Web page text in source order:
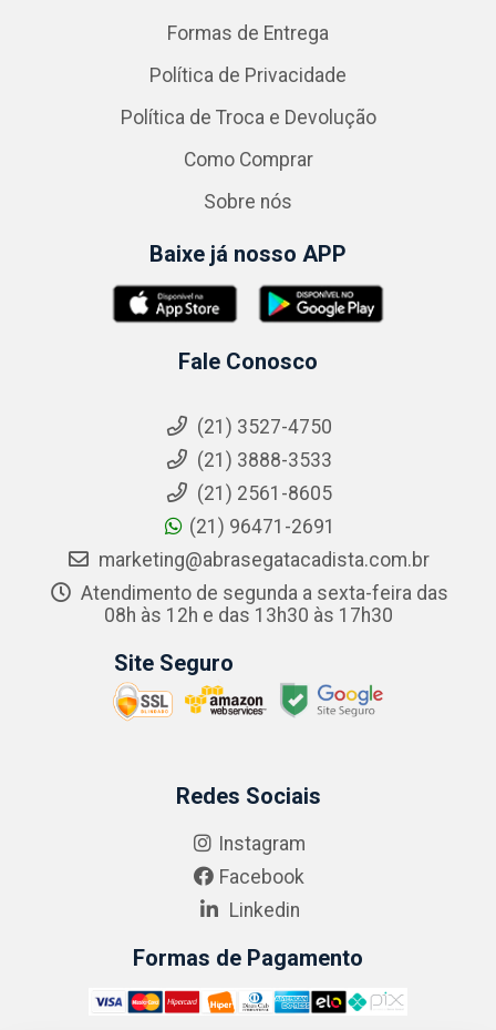
Formas de Entrega
Política de Privacidade
Política de Troca e Devolução
Como Comprar
Sobre nós
Baixe já nosso APP
Fale Conosco
(21) 3527-4750
(21) 3888-3533
(21) 2561-8605
(21) 96471-2691
marketing@abrasegatacadista.com.br
Atendimento de segunda a sexta-feira das
08h às 12h e das 13h30 às 17h30
Site Seguro
Redes Sociais
Instagram
Facebook
Linkedin
Formas de Pagamento